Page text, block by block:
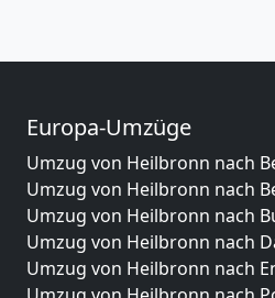
Europa-Umzüge
Umzug von Heilbronn nach
Umzug von Heilbronn nach
Umzug von Heilbronn nach
Umzug von Heilbronn nach
Umzug von Heilbronn nach